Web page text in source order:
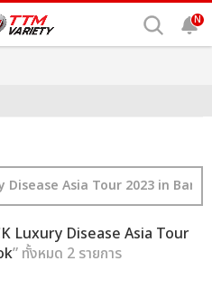
N
Luxury Disease Asia Tour
” ทั้งหมด 2 รายการ